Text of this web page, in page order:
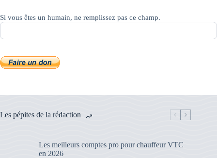
Si vous êtes un humain, ne remplissez pas ce champ.
Les pépites de la rédaction
Les meilleurs comptes pro pour chauffeur VTC
en 2026